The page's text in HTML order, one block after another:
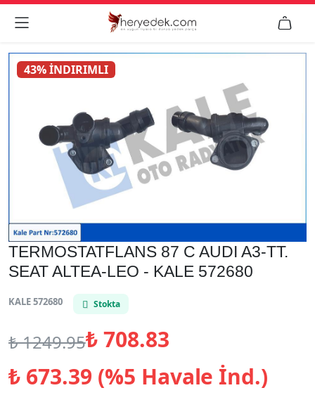
 
43% İNDIRIMLI
TERMOSTATFLANS 87 C AUDI A3-TT.
SEAT ALTEA-LEO - KALE 572680
KALE 572680 Stokta
₺1249.95₺708.83
₺673.39 (%5 Havale İnd.)